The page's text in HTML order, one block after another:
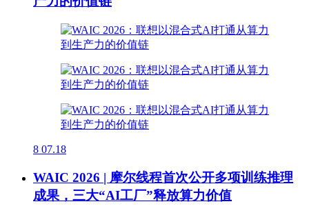
8 07.18
WAIC 2026 | 摩尔线程首次公开多项训练推理
成果，三大“AI工厂”释放算力价值